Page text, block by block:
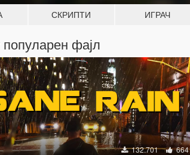
СКРИПТИ ИГРАЧ
популарен фајл
132.701 664